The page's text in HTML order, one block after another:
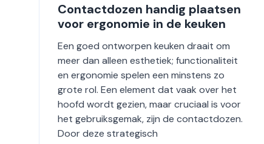
Contactdozen handig plaatsen
voor ergonomie in de keuken
Een goed ontworpen keuken draait om
meer dan alleen esthetiek; functionaliteit
en ergonomie spelen een minstens zo
grote rol. Een element dat vaak over het
hoofd wordt gezien, maar cruciaal is voor
het gebruiksgemak, zijn de contactdozen.
Door deze strategisch